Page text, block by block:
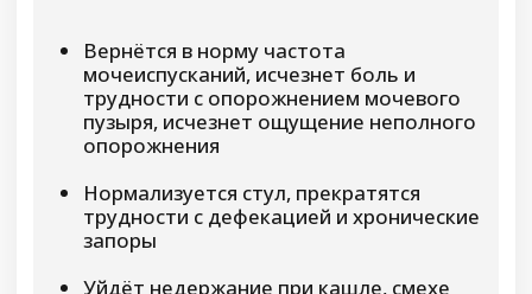
воспалительные процессы
Укрепятся мышцы тазового дна,
снизится риск нарушений работы
мочевого пузыря
Смотреть отзывы участников